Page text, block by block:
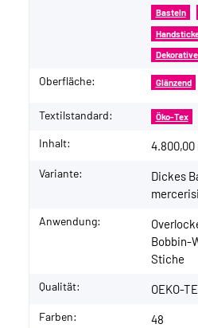
Basteln
Oberfläche: Glänzend
Textilstandard: Öko-Tex
Inhalt: 4.800,00
Variante:
Dickes
Anwendung:
Bobbin-
Stiche
Qualität: OEKO-
Farben: 48